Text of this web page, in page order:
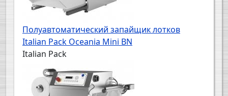
Полуавтоматический запайщик лотков
Italian Pack Oceania Mini BN
Italian Pack